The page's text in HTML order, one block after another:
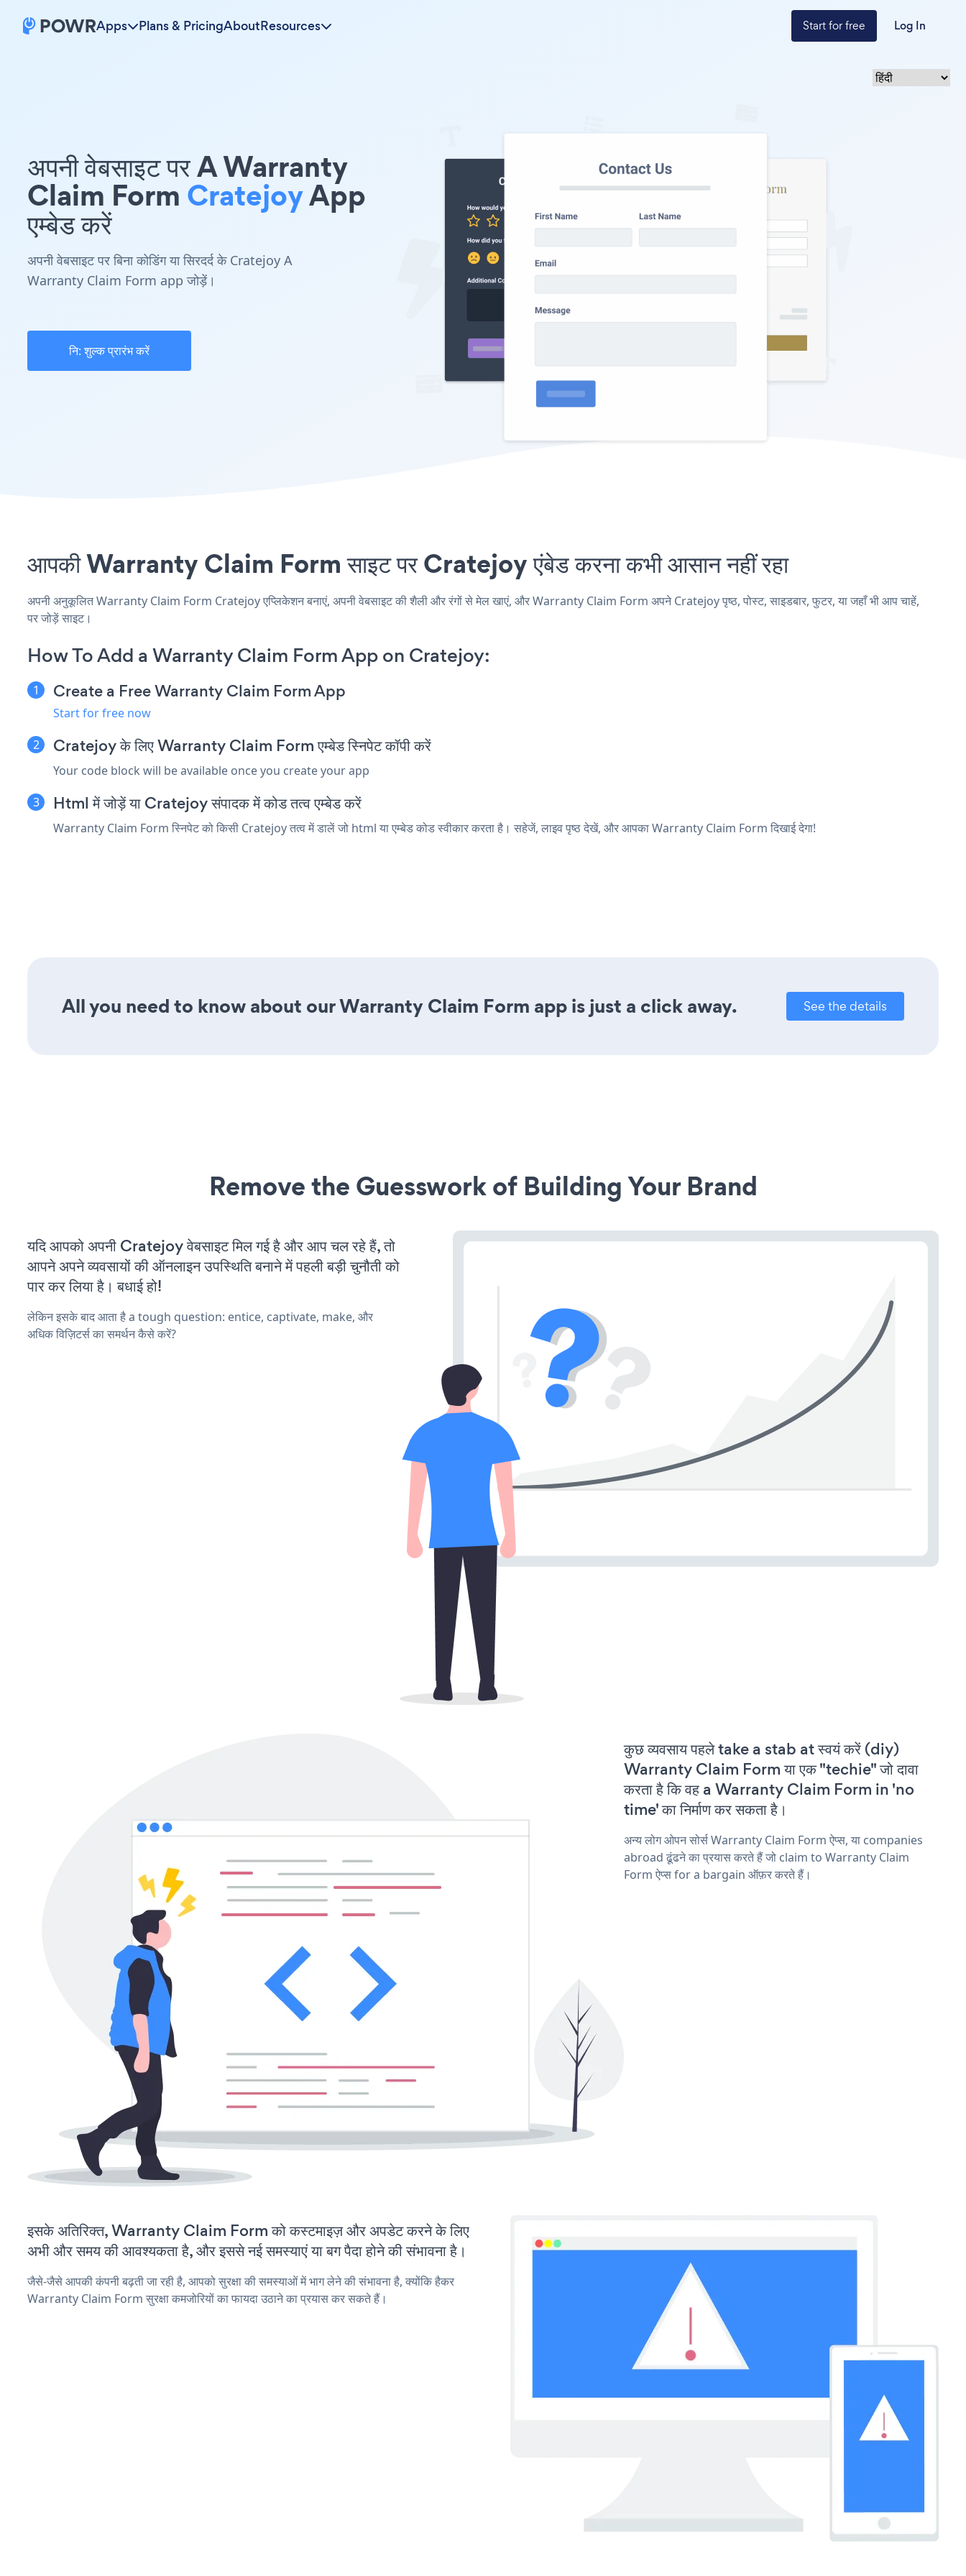
Apps Plans & PricingAboutResources Start for free Log In
अपनी वेबसाइट पर A Warranty
Claim Form CratejoyApp
एम्बेड करें
अपनी वेबसाइट पर बिना कोडिंग या सिरदर्द के Cratejoy A
Warranty Claim Form app जोड़ें।
नि: शुल्क प्रारंभ करें
आपकी Warranty Claim Form साइट पर Cratejoy एंबेड करना कभी आसान नहीं रहा
अपनी अनुकूलित Warranty Claim Form Cratejoy एप्लिकेशन बनाएं, अपनी वेबसाइट की शैली और रंगों से मेल खाएं, और Warranty Claim Form अपने Cratejoy पृष्ठ, पोस्ट, साइडबार, फुटर, या जहाँ भी आप चाहें,
पर जोड़ें साइट।
How To Add a Warranty Claim Form App on Cratejoy:
Create a Free Warranty Claim Form App
Start for free now
Cratejoy के लिए Warranty Claim Form एम्बेड स्निपेट कॉपी करें
Your code block will be available once you create your app
Html में जोड़ें या Cratejoy संपादक में कोड तत्व एम्बेड करें
Warranty Claim Form स्निपेट को किसी Cratejoy तत्व में डालें जो html या एम्बेड कोड स्वीकार करता है। सहेजें, लाइव पृष्ठ देखें, और आपका Warranty Claim Form दिखाई देगा!
All you need to know about our Warranty Claim Form app is just a click away. See the details
Remove the Guesswork of Building Your Brand
यदि आपको अपनी Cratejoy वेबसाइट मिल गई है और आप चल रहे हैं, तो
आपने अपने व्यवसायों की ऑनलाइन उपस्थिति बनाने में पहली बड़ी चुनौती को
पार कर लिया है। बधाई हो!
लेकिन इसके बाद आता है a tough question: entice, captivate, make, और
अधिक विज़िटर्स का समर्थन कैसे करें?
कुछ व्यवसाय पहले take a stab at स्वयं करें (diy)
Warranty Claim Form या एक "techie" जो दावा
करता है कि वह a Warranty Claim Form in 'no
time' का निर्माण कर सकता है।
अन्य लोग ओपन सोर्स Warranty Claim Form ऐप्स, या companies
abroad ढूंढने का प्रयास करते हैं जो claim to Warranty Claim
Form ऐप्स for a bargain ऑफ़र करते हैं।
इसके अतिरिक्त, Warranty Claim Form को कस्टमाइज़ और अपडेट करने के लिए
अभी और समय की आवश्यकता है, और इससे नई समस्याएं या बग पैदा होने की संभावना है।
जैसे-जैसे आपकी कंपनी बढ़ती जा रही है, आपको सुरक्षा की समस्याओं में भाग लेने की संभावना है, क्योंकि हैकर
Warranty Claim Form सुरक्षा कमजोरियों का फायदा उठाने का प्रयास कर सकते हैं।